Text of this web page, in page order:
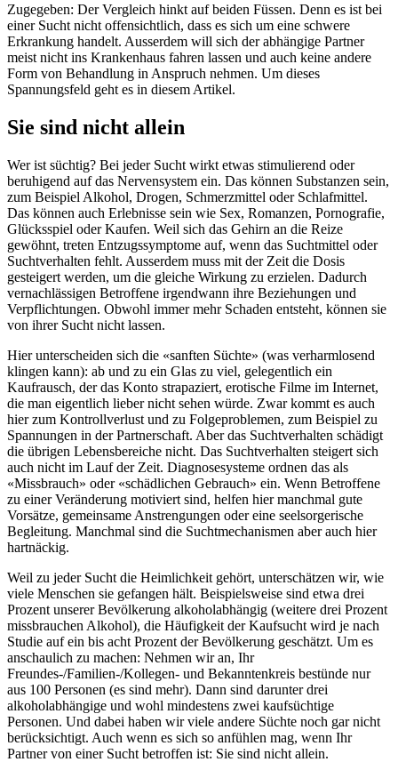
Zugegeben: Der Vergleich hinkt auf beiden Füssen. Denn es ist bei
einer Sucht nicht offensichtlich, dass es sich um eine schwere
Erkrankung handelt. Ausserdem will sich der abhängige Partner
meist nicht ins Krankenhaus fahren lassen und auch keine andere
Form von Behandlung in Anspruch nehmen. Um dieses
Spannungsfeld geht es in diesem Artikel.
Sie sind nicht allein
Wer ist süchtig? Bei jeder Sucht wirkt etwas stimulierend oder
beruhigend auf das Nervensystem ein. Das können Substanzen sein,
zum Beispiel Alkohol, Drogen, Schmerzmittel oder Schlafmittel.
Das können auch Erlebnisse sein wie Sex, Romanzen, Pornografie,
Glücksspiel oder Kaufen. Weil sich das Gehirn an die Reize
gewöhnt, treten Entzugssymptome auf, wenn das Suchtmittel oder
Suchtverhalten fehlt. Ausserdem muss mit der Zeit die Dosis
gesteigert werden, um die gleiche Wirkung zu erzielen. Dadurch
vernachlässigen Betroffene irgendwann ihre Beziehungen und
Verpflichtungen. Obwohl immer mehr Schaden entsteht, können sie
von ihrer Sucht nicht lassen.
Hier unterscheiden sich die «sanften Süchte» (was verharmlosend
klingen kann): ab und zu ein Glas zu viel, gelegentlich ein
Kaufrausch, der das Konto strapaziert, erotische Filme im Internet,
die man eigentlich lieber nicht sehen würde. Zwar kommt es auch
hier zum Kontrollverlust und zu Folgeproblemen, zum Beispiel zu
Spannungen in der Partnerschaft. Aber das Suchtverhalten schädigt
die übrigen Lebensbereiche nicht. Das Suchtverhalten steigert sich
auch nicht im Lauf der Zeit. Diagnosesysteme ordnen das als
«Missbrauch» oder «schädlichen Gebrauch» ein. Wenn Betroffene
zu einer Veränderung motiviert sind, helfen hier manchmal gute
Vorsätze, gemeinsame Anstrengungen oder eine seelsorgerische
Begleitung. Manchmal sind die Suchtmechanismen aber auch hier
hartnäckig.
Weil zu jeder Sucht die Heimlichkeit gehört, unterschätzen wir, wie
viele Menschen sie gefangen hält. Beispielsweise sind etwa drei
Prozent unserer Bevölkerung alkoholabhängig (weitere drei Prozent
missbrauchen Alkohol), die Häufigkeit der Kaufsucht wird je nach
Studie auf ein bis acht Prozent der Bevölkerung geschätzt. Um es
anschaulich zu machen: Nehmen wir an, Ihr
Freundes-/Familien-/Kollegen- und Bekanntenkreis bestünde nur
aus 100 Personen (es sind mehr). Dann sind darunter drei
alkoholabhängige und wohl mindestens zwei kaufsüchtige
Personen. Und dabei haben wir viele andere Süchte noch gar nicht
berücksichtigt. Auch wenn es sich so anfühlen mag, wenn Ihr
Partner von einer Sucht betroffen ist: Sie sind nicht allein.